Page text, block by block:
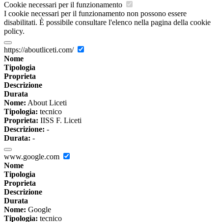
Cookie necessari per il funzionamento
I cookie necessari per il funzionamento non possono essere
disabilitati. È possibile consultare l'elenco nella pagina della cookie
policy.
https://aboutliceti.com/
Nome
Tipologia
Proprieta
Descrizione
Durata
Nome: About Liceti
Tipologia: tecnico
Proprieta: IISS F. Liceti
Descrizione: -
Durata: -
www.google.com
Nome
Tipologia
Proprieta
Descrizione
Durata
Nome: Google
Tipologia: tecnico